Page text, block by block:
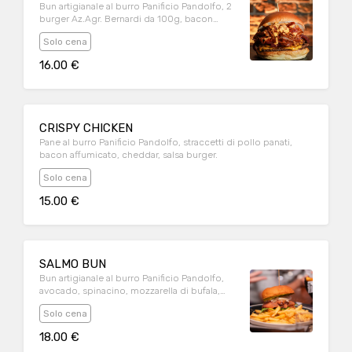
Bun artigianale al burro Panificio Pandolfo, 2
burger Az.Agr. Bernardi da 100g, bacon
affumicato, cheddar, cipolla caramellata,
salsa burger.
Solo cena
16.00 €
CRISPY CHICKEN
Pane al burro Panificio Pandolfo, straccetti di pollo panati,
bacon affumicato, cheddar, salsa burger.
Solo cena
15.00 €
SALMO BUN
Bun artigianale al burro Panificio Pandolfo,
avocado, spinacino, mozzarella di bufala,
pastrami di salmone fatto da noi, medaglioni
di patata al forno.
Solo cena
18.00 €